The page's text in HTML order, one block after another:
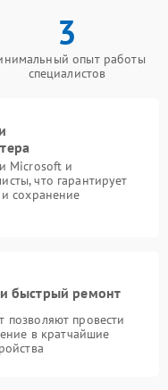
3
опыт работы
специалистов
Microsoft и
что гарантирует
сохранение
и быстрый ремонт
провести
в кратчайшие